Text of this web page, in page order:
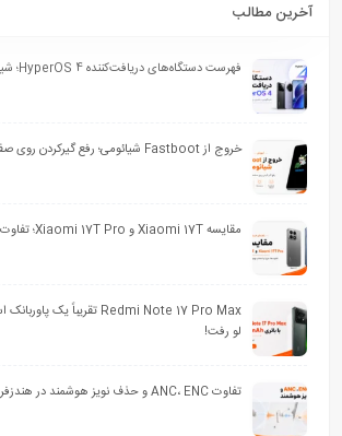
آخرین مطالب
فهرست دستگاه‌های دریافت‌کننده HyperOS 4؛ شیائومی، ردمی و پوکو
خروج از Fastboot شیائومی؛ رفع گیرکردن روی صفحه خرگوش
مقایسه Xiaomi 17T و Xiaomi 17T Pro؛ تفاوت‌ها و ارزش خرید
لو رفت!
تفاوت ANC، ENC و حذف نویز هوشمند در هندزفری چیست؟